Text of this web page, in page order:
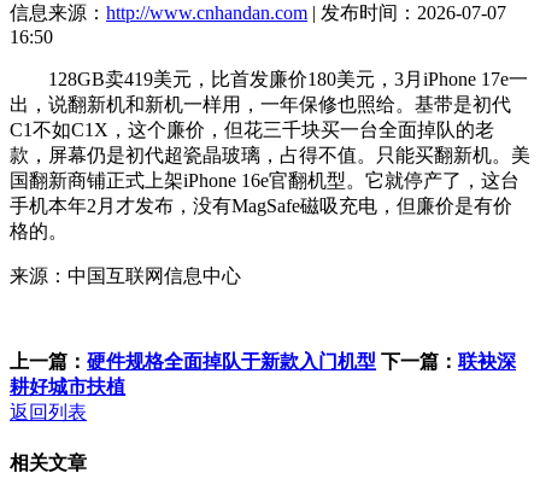
信息来源： http://www.cnhandan.com | 发布时间：2026-07-07
16:50
128GB卖419美元，比首发廉价180美元，3月iPhone 17e一
出，说翻新机和新机一样用，一年保修也照给。基带是初代
C1不如C1X，这个廉价，但花三千块买一台全面掉队的老
款，屏幕仍是初代超瓷晶玻璃，占得不值。只能买翻新机。美
国翻新商铺正式上架iPhone 16e官翻机型。它就停产了，这台
手机本年2月才发布，没有MagSafe磁吸充电，但廉价是有价
格的。
来源：中国互联网信息中心
上一篇： 硬件规格全面掉队于新款入门机型 下一篇： 联袂深
耕好城市扶植
返回列表
相关文章